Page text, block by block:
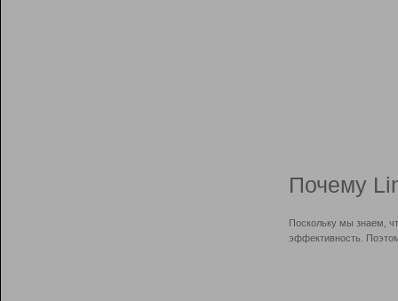
Почему
Поскольку мы знаем,
эффективность.